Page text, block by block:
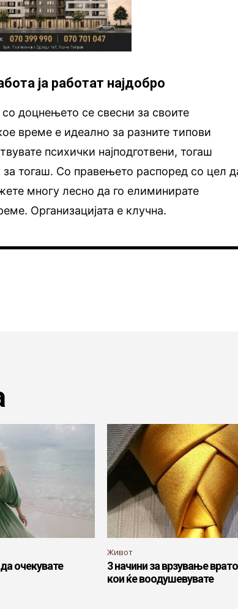
ја работат најдобро
доцнењето се свесни за своите
време е идеално за разните типови
психички најподготвени, тогаш
за тогаш. Со правењето распоред со цел
многу лесно да го елиминирате
Организацијата е клучна.
очекувате
Живот
3 начини за врзување
кои ќе воодушевувате